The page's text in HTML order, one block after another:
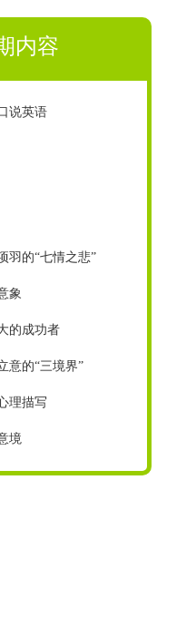
内容
说英语
羽的“七情之悲”
象
的成功者
意的“三境界”
理描写
境